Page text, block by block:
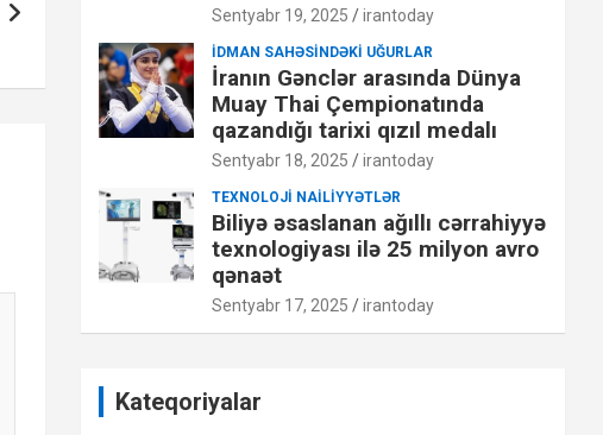
Sentyabr 19, 2025 irantoday
İDMAN SAHƏSINDƏKI UĞURLAR
İranın Gənclər arasında Dünya
Muay Thai Çempionatında
qazandığı tarixi qızıl medalı
Sentyabr 18, 2025 irantoday
TEXNOLOJI NAILIYYƏTLƏR
Biliyə əsaslanan ağıllı cərrahiyyə
texnologiyası ilə 25 milyon avro
qənaət
Sentyabr 17, 2025 irantoday
Kateqoriyalar